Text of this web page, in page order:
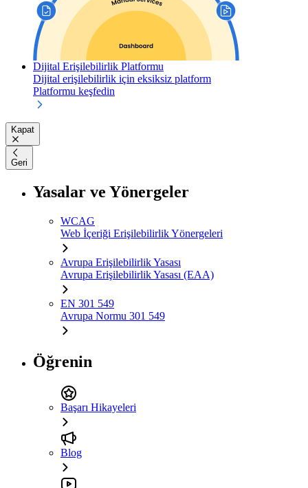
Dijital Erişilebilirlik Platformu
Dijital erişilebilirlik için eksiksiz platform
Platformu keşfedin
Kapat
Geri
Yasalar ve Yönergeler
WCAG
Web İçeriği Erişilebilirlik Yönergeleri
Avrupa Erişilebilirlik Yasası
Avrupa Erişilebilirlik Yasası (EAA)
EN 301 549
Avrupa Normu 301 549
Öğrenin
Başarı Hikayeleri
Blog